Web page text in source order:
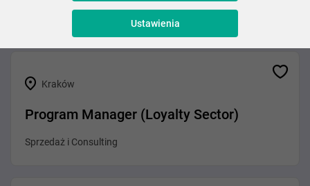
Kraków
Program Manager (Loyalty Sector)
Sprzedaż i Consulting
Ustawienia